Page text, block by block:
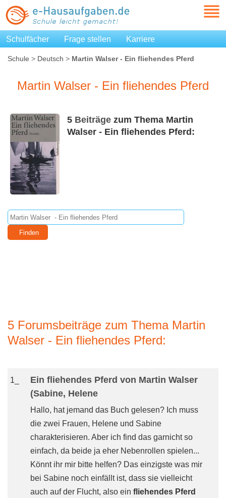
Schulfächer Frage stellen Karriere
Schule > Deutsch > Martin Walser - Ein fliehendes Pferd
Martin Walser - Ein fliehendes Pferd
5 Beiträge zum Thema Martin
Walser - Ein fliehendes Pferd:
5 Forumsbeiträge zum Thema Martin
Walser - Ein fliehendes Pferd:
1_
Ein fliehendes Pferd von Martin Walser
(Sabine, Helene
Hallo, hat jemand das Buch gelesen? Ich muss
die zwei Frauen, Helene und Sabine
charakterisieren. Aber ich find das garnicht so
einfach, da beide ja eher Nebenrollen spielen...
Könnt ihr mir bitte helfen? Das einzigste was mir
bei Sabine noch einfällt ist, dass sie vielleicht
auch auf der Flucht, also ein fliehendes Pferd